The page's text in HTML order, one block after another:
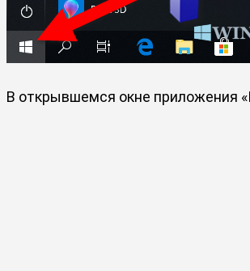
В открывшемся окне приложения